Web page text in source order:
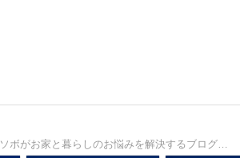
不動産業界30年のソボがお家と暮らしのお悩みを解決するブログです。マンション管理歴25年なのでマンションの近隣トラブルやマンションの終活についても解説しています。